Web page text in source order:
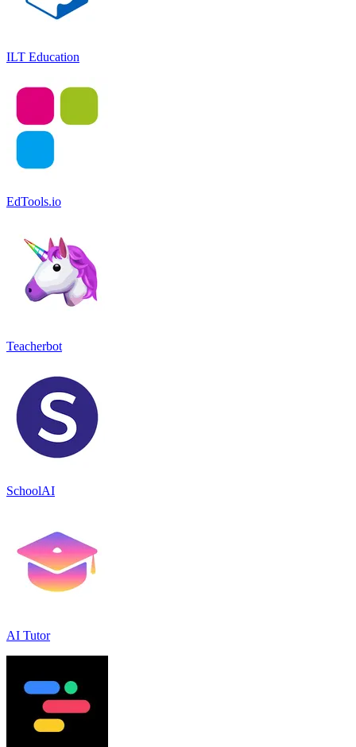
ILT Education
EdTools.io
Teacherbot
SchoolAI
AI Tutor